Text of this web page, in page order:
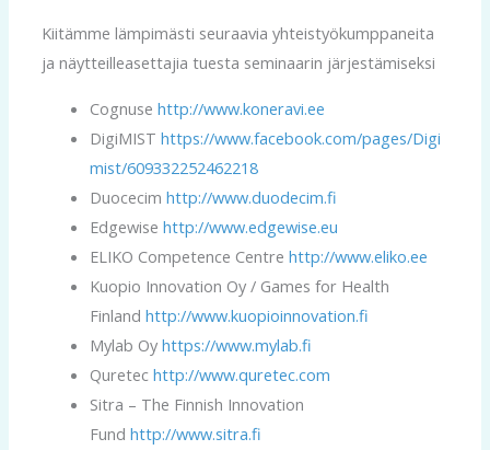
Kiitämme lämpimästi seuraavia yhteistyökumppaneita
ja näytteilleasettajia tuesta seminaarin järjestämiseksi
Cognuse http://www.koneravi.ee
DigiMIST https://www.facebook.com/pages/Digi
mist/609332252462218
Duocecim http://www.duodecim.fi
Edgewise http://www.edgewise.eu
ELIKO Competence Centre http://www.eliko.ee
Kuopio Innovation Oy / Games for Health
Finland http://www.kuopioinnovation.fi
Mylab Oy https://www.mylab.fi
Quretec http://www.quretec.com
Sitra – The Finnish Innovation
Fund http://www.sitra.fi